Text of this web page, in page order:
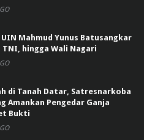
UIN Mahmud Yunus Batusangkar
hingga Wali Nagari
di Tanah Datar, Satresnarkoba
Amankan Pengedar Ganja
Bukti